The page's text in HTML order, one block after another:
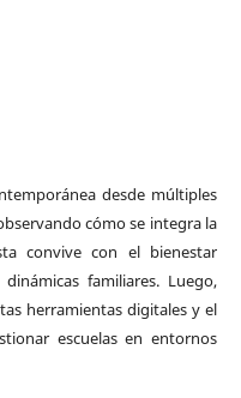
desde múltiples
cómo se integra la
convive con el bienestar
familiares. Luego,
herramientas digitales y el
escuelas en entornos